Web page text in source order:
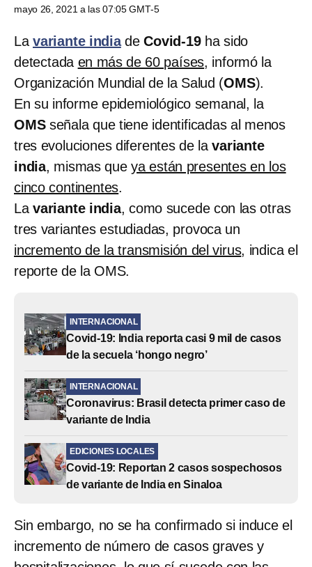
mayo 26, 2021 a las 07:05 GMT-5
La variante indiadeCovid-19 ha sido
detectada en más de 60 países, informó la
Organización Mundial de la Salud (OMS).
En su informe epidemiológico semanal, la
OMS señala que tiene identificadas al menos
tres evoluciones diferentes de lavariante
india, mismas queya están presentes en los
cinco continentes.
La variante india, como sucede con las otras
tres variantes estudiadas, provoca un
incremento de la transmisión del virus, indica el
reporte de la OMS.
INTERNACIONAL
Covid-19: India reporta casi 9 mil de casos
de la secuela ‘hongo negro’
INTERNACIONAL
Coronavirus: Brasil detecta primer caso de
variante de India
EDICIONES LOCALES
Covid-19: Reportan 2 casos sospechosos
de variante de India en Sinaloa
Sin embargo, no se ha confirmado si induce el
incremento de número de casos graves y